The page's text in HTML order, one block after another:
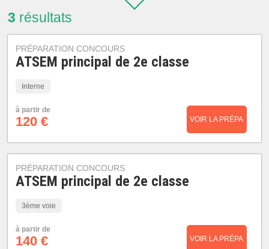
3 résultats
PRÉPARATION CONCOURS
ATSEM principal de 2e classe
Interne
à partir de
120 € VOIR LA PRÉPA
PRÉPARATION CONCOURS
ATSEM principal de 2e classe
3ème voie
à partir de
140 € VOIR LA PRÉPA